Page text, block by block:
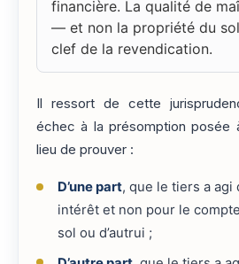
financière. La qualité de
— et non la propriété du
clef de la revendication.
Il ressort de cette
échec à la présomption posée
lieu de prouver :
D’une part, que le tiers a agi
intérêt et non pour le
sol ou d’autrui ;